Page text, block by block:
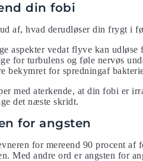
din fobi
af, hvad derudløser din frygt i
aspekter vedat flyve kan
for turbulens og føle nervøs
bekymret for spredningaf
med aterkende, at din fobi er
det næste skridt.
for angsten
for mereend 90 procent af
Med andre ord er angsten for